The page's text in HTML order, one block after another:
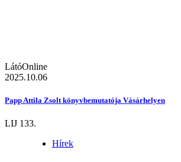
LátóOnline
2025.10.06
Papp Attila Zsolt könyvbemutatója Vásárhelyen
LIJ 133.
Hírek